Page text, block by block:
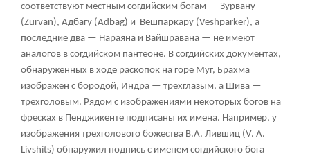
соответствуют местным согдийским богам — Зурвану
(Zurvan), Адбагу (Adbag) и Вешпаркару (Veshparker), а
последние два — Нараяна и Вайшравана — не имеют
аналогов в согдийском пантеоне. В согдийских документах,
обнаруженных в ходе раскопок на горе Муг, Брахма
изображен с бородой, Индра — трехглазым, а Шива —
трехголовым. Рядом с изображениями некоторых богов на
фресках в Пенджикенте подписаны их имена. Например, у
изображения трехголового божества В.А. Лившиц (V. A.
Livshits) обнаружил подпись с именем согдийского бога